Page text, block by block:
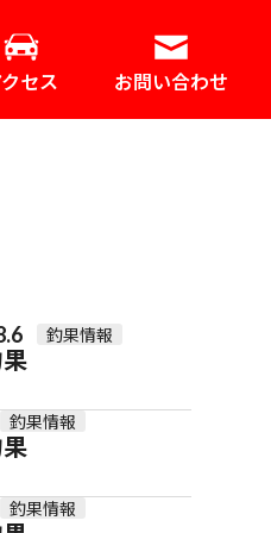
セス お問い合わせ
釣果情報
釣果情報
釣果情報